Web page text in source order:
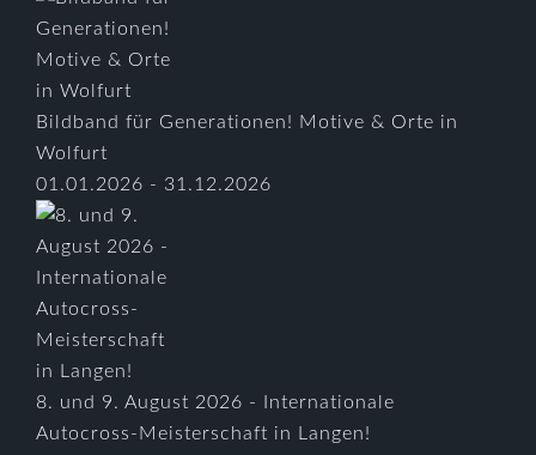
Bildband für Generationen! Motive & Orte in
Wolfurt
01.01.2026 - 31.12.2026
8. und 9. August 2026 - Internationale
Autocross-Meisterschaft in Langen!